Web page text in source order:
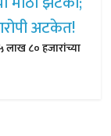
८० हजारांच्या